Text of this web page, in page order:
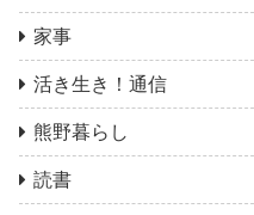
家事
活き生き！通信
熊野暮らし
読書